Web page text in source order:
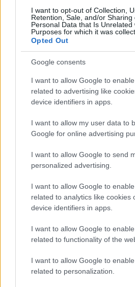
I want to opt-out of Collection,
Retention, Sale, and/or Sharing
Personal Data that Is Unrelated
Purposes for which it was
Opted Out
Google consents
I want to allow Google to
related to advertising like
device identifiers in apps.
I want to allow my user data to
Google for online advertising
I want to allow Google to send
personalized advertising.
I want to allow Google to
related to analytics like cookies
device identifiers in apps.
I want to allow Google to
related to functionality of the
I want to allow Google to
related to personalization.
köszönhetően, hogy a történet
karaktereknek sem volt meg a
kibontakozásra. A
ebből kifolyólag, de ez sem
hogy az utolsó fél óra
sem túlzok, ha azt mondom,
volna még ez a film, hogy
mindenki kibontására.
Szóval azt kell mondanom,
a szex miatt fogjuk ezt
gondolni, mintsem a tartalom
mondanivaló miatt. Ennek
kijelenteni, hogy Boyle-nak
így is porba alázza a teljes idei
mezőnyt ezzel a
Mellékhatásokállhat meg
8,5/10